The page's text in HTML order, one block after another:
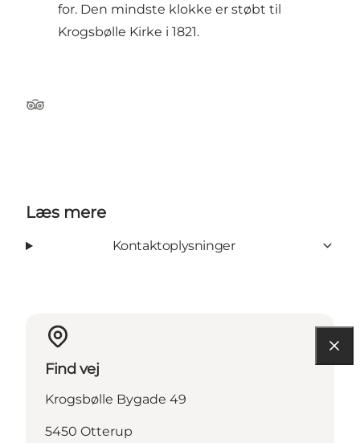
for. Den mindste klokke er støbt til
Krogsbølle Kirke i 1821.
Tripadvisor
Læs mere
Kontaktoplysninger
Find vej
Krogsbølle Bygade 49
5450 Otterup